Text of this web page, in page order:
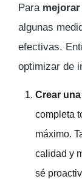
Para
algunas
efectivas.
optimizar de
Crear
completa
máximo.
calidad y
sé